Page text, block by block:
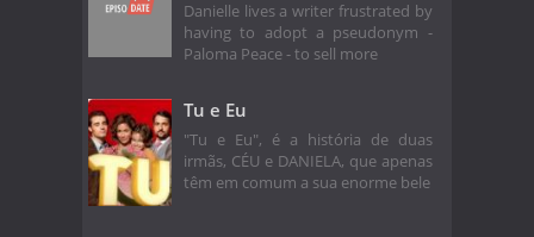
Danielle lives a writer frustrated by
having to adopt a pseudonym -
Paloma Peace - to sell more
Tu e Eu
"Tu e Eu", é a história de duas
irmãs, CÉU e DANIELA, que apenas
têm em comum a sua enorme bele